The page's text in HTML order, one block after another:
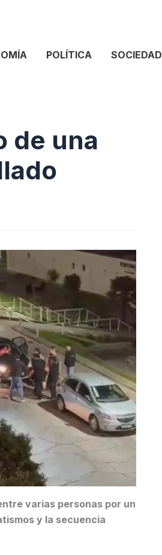
POLÍTICA SOCIEDAD
de una
varias personas por un
y la secuencia